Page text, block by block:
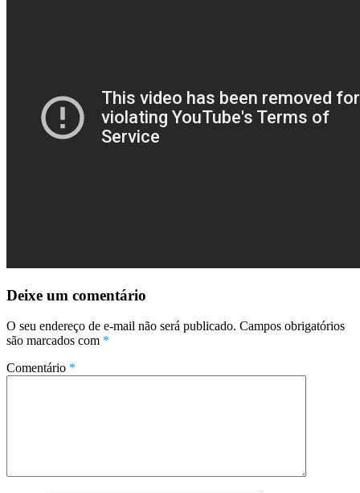
Deixe um comentário
O seu endereço de e-mail não será publicado. Campos obrigatórios
são marcados com *
Comentário *